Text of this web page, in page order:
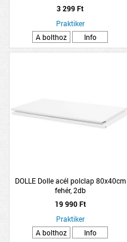
3 299 Ft
Praktiker
A bolthoz
Info
DOLLE Dolle acél polclap 80x40cm
fehér, 2db
19 990 Ft
Praktiker
A bolthoz
Info